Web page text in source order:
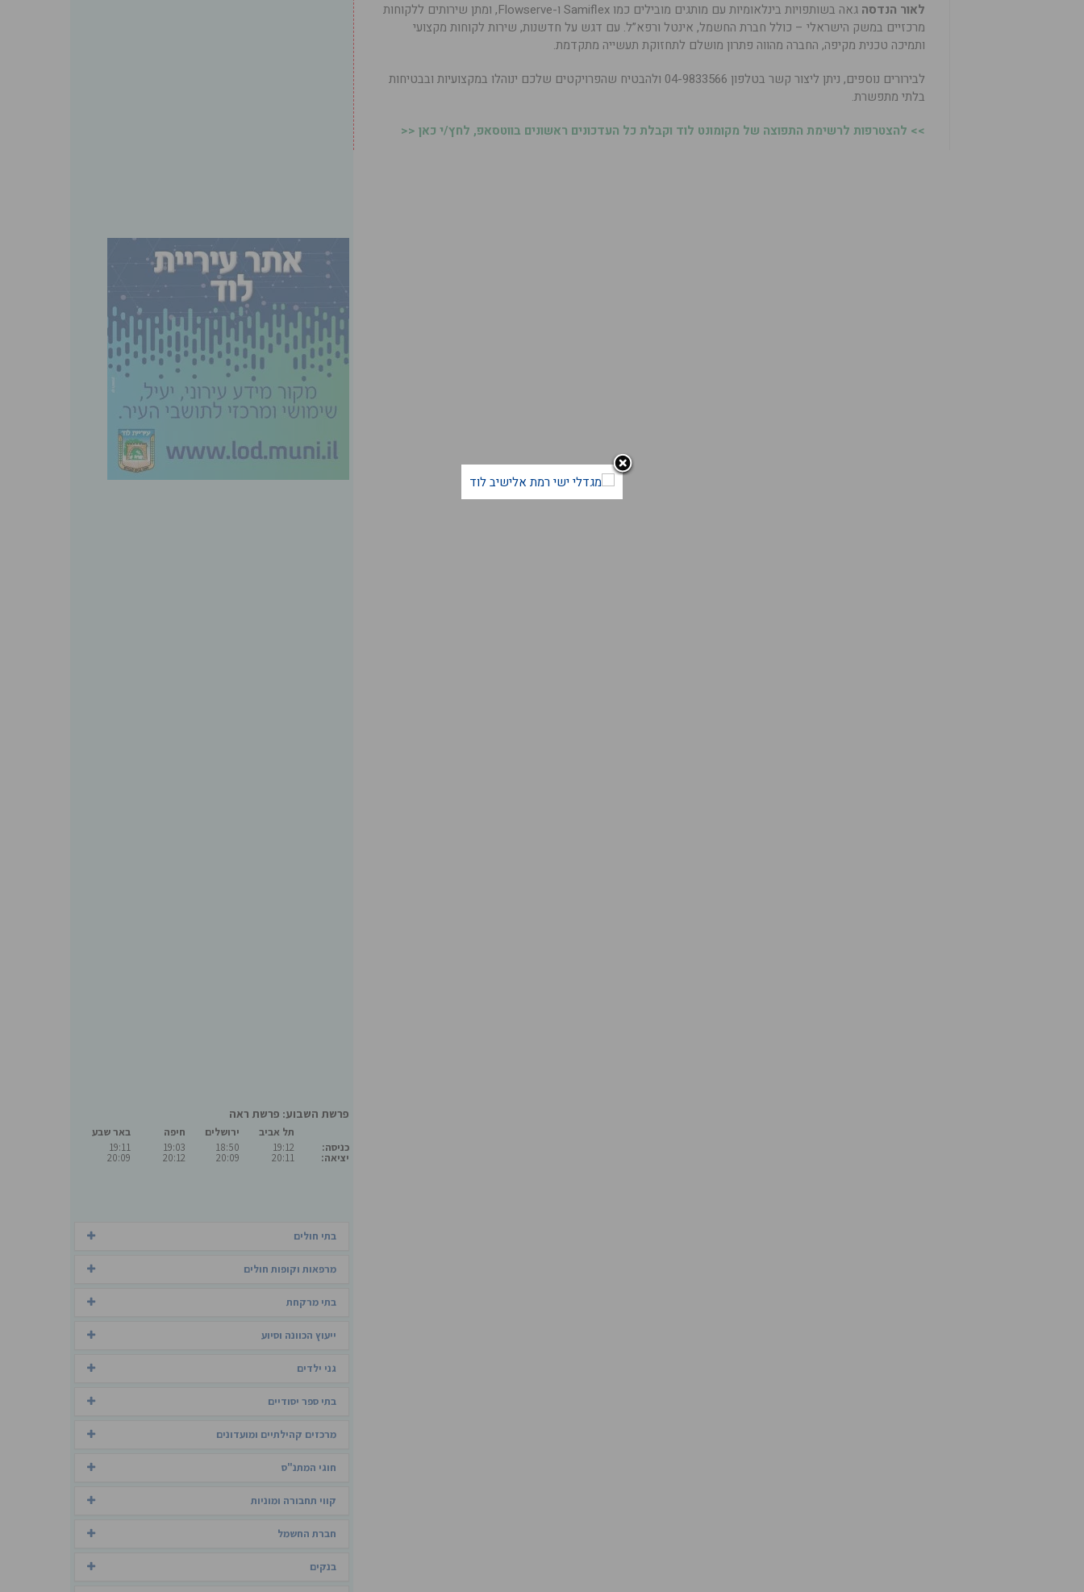
לאור הנדסה
גאה בשותפויות בינלאומיות עם מותגים מובילים כמו Samiflex ו-Flowserve, ומתן שירותים ללקוחות
מרכזיים במשק הישראלי – כולל חברת החשמל, אינטל ורפא”ל. עם דגש על חדשנות, שירות לקוחות מקצועי
ותמיכה טכנית מקיפה, החברה מהווה פתרון מושלם לתחזוקת תעשייה מתקדמת.
לבירורים נוספים, ניתן ליצור קשר בטלפון 04-9833566 ולהבטיח שהפרויקטים שלכם ינוהלו במקצועיות ובבטיחות
בלתי מתפשרת.
>> להצטרפות לרשימת התפוצה של מקומונט לוד וקבלת כל העדכונים ראשונים בווטסאפ, לחץ/י כאן <<
פרשת השבוע: פרשת ראה
כניסה:
יציאה:
תל אביב
19:12
20:11
ירושלים
18:50
20:09
חיפה
19:03
20:12
באר שבע
19:11
20:09
בתי חולים
מרפאות וקופות חולים
בתי מרקחת
ייעוץ הכוונה וסיוע
גני ילדים
בתי ספר יסודיים
מרכזים קהילתיים ומועדונים
חוגי המתנ"ס
קווי תחבורה ומוניות
חברת החשמל
בנקים